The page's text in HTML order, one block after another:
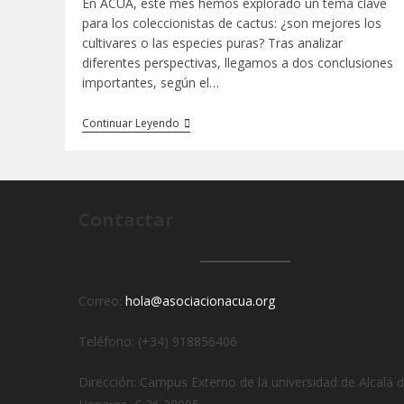
para los coleccionistas de cactus: ¿son mejores los
cultivares o las especies puras? Tras analizar
diferentes perspectivas, llegamos a dos conclusiones
importantes, según el…
Continuar Leyendo
Correo: hola@asociacionacua.org
Teléfono: (+34) 918856406
Dirección: Campus Externo de la universidad de Alcalá